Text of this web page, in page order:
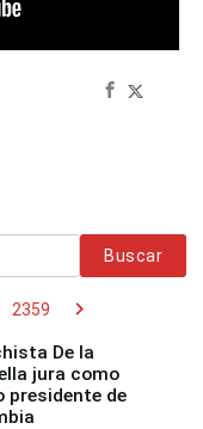
Buscar
2359 chevron_right
De la
jura como
presidente de